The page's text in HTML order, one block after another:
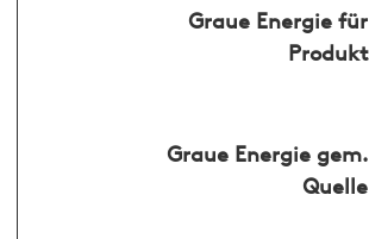
Graue Energie für
Produkt
Graue Energie gem.
Quelle